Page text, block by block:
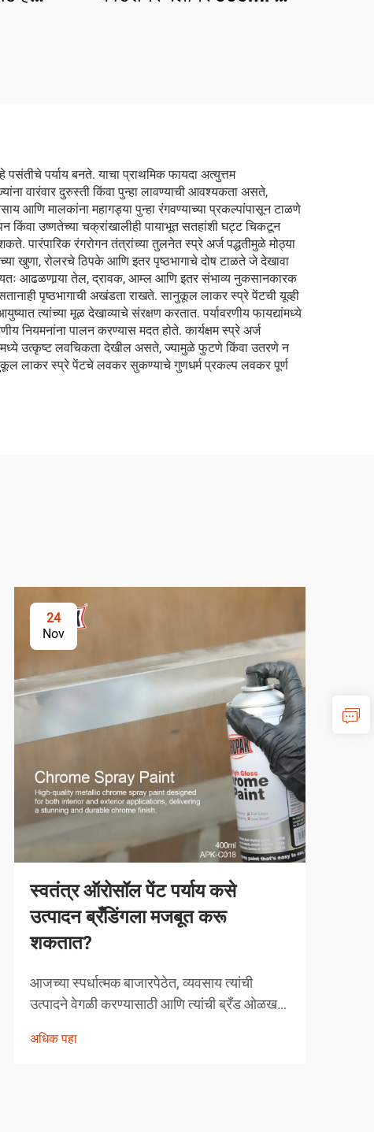
पर्याय बनते. याचा प्राथमिक फायदा अत्युत्तम
वारंवार दुरुस्ती किंवा पुन्हा लावण्याची आवश्यकता असते,
आणि मालकांना महागड्या पुन्हा रंगवण्याच्या प्रकल्पांपासून टाळणे
किंवा उष्णतेच्या चक्रांखालीही पायाभूत सतहांशी घट्ट चिकटून
पारंपारिक रंगरोगन तंत्रांच्या तुलनेत स्प्रे अर्ज पद्धतीमुळे मोठ्या
खुणा, रोलरचे ठिपके आणि इतर पृष्ठभागाचे दोष टाळते जे देखावा
आढळणार्‍या तेल, द्रावक, आम्ल आणि इतर संभाव्य नुकसानकारक
पृष्ठभागाची अखंडता राखते. सानुकूल लाकर स्प्रे पेंटची यूव्ही
त्यांच्या मूळ देखाव्याचे संरक्षण करतात. पर्यावरणीय फायद्यांमध्ये
नियमनांना पालन करण्यास मदत होते. कार्यक्षम स्प्रे अर्ज
उत्कृष्ट लवचिकता देखील असते, ज्यामुळे फुटणे किंवा उतरणे न
लाकर स्प्रे पेंटचे लवकर सुकण्याचे गुणधर्म प्रकल्प लवकर पूर्ण
24
Nov
स्वतंत्र ऑरोसॉल पेंट पर्याय कसे
उत्पादन ब्रँडिंगला मजबूत करू
शकतात?
आजच्या स्पर्धात्मक बाजारपेठेत, व्यवसाय त्यांची
उत्पादने वेगळी करण्यासाठी आणि त्यांची ब्रँड ओळख
एक शक्तिशाली पण अनेकदा दुर्लक्षित केलेले उपाय
अधिक पहा